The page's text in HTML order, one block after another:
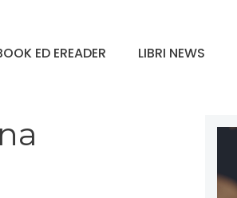
ED EREADER LIBRI NEWS